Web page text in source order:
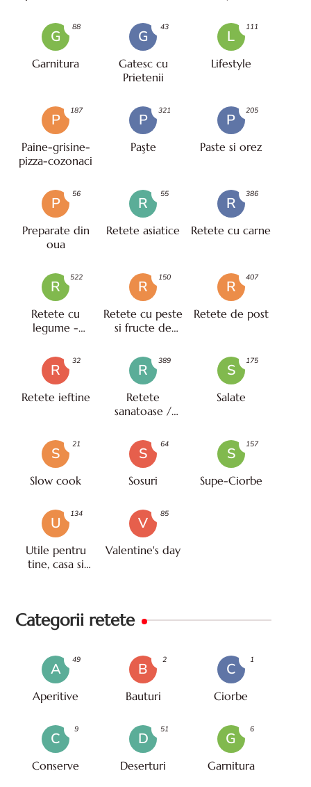
G
Garnitura
88
G
Gatesc cu
Prietenii
43
L
Lifestyle
111
P
Paine-grisine-
pizza-cozonaci
187
P
Paşte
321
P
Paste si orez
205
P
Preparate din
oua
56
R
Retete asiatice
55
R
Retete cu carne
386
R
Retete cu
legume -
522
R
Retete cu peste
si fructe de
150
R
Retete de post
407
R
Retete ieftine
32
R
Retete
sanatoase /
389
S
Salate
175
S
Slow cook
21
S
Sosuri
64
S
Supe-Ciorbe
157
U
Utile pentru
tine, casa si
134
V
Valentine's day
85
Categorii retete
A
Aperitive
49
B
Bauturi
2
C
Ciorbe
1
C
Conserve
9
D
Deserturi
51
G
Garnitura
6